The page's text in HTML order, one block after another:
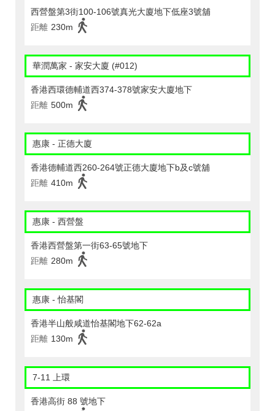
西營盤第3街100-106號真光大廈地下低座3號舖
距離 230m
華潤萬家 - 家安大廈 (#012)
香港西環德輔道西374-378號家安大廈地下
距離 500m
惠康 - 正德大廈
香港德輔道西260-264號正德大廈地下b及c號舖
距離 410m
惠康 - 西營盤
香港西營盤第一街63-65號地下
距離 280m
惠康 - 怡基閣
香港半山般咸道怡基閣地下62-62a
距離 130m
7-11 上環
香港高街 88 號地下